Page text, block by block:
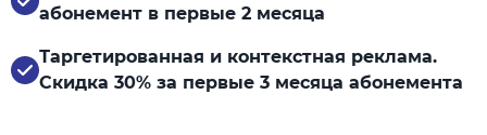
абонемент в первые 2 месяца
Таргетированная и контекстная реклама.
Скидка 30% за первые 3 месяца абонемента